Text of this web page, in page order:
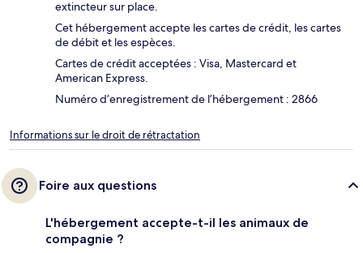
extincteur sur place.
Cet hébergement accepte les cartes de crédit, les cartes
de débit et les espèces.
Cartes de crédit acceptées : Visa, Mastercard et
American Express.
Numéro d’enregistrement de l’hébergement : 2866
Informations sur le droit de rétractation
Foire aux questions
L'hébergement accepte-t-il les animaux de
compagnie ?